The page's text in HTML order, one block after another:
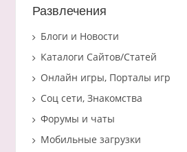
Развлечения
Блоги и Новости
Каталоги Сайтов/Статей
Онлайн игры, Порталы игр
Соц сети, Знакомства
Форумы и чаты
Мобильные загрузки